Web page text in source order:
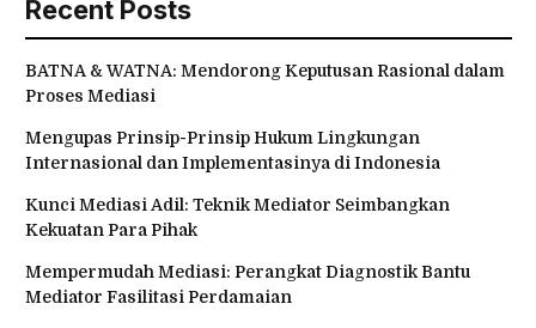
Recent Posts
BATNA & WATNA: Mendorong Keputusan Rasional dalam
Proses Mediasi
Mengupas Prinsip-Prinsip Hukum Lingkungan
Internasional dan Implementasinya di Indonesia
Kunci Mediasi Adil: Teknik Mediator Seimbangkan
Kekuatan Para Pihak
Mempermudah Mediasi: Perangkat Diagnostik Bantu
Mediator Fasilitasi Perdamaian